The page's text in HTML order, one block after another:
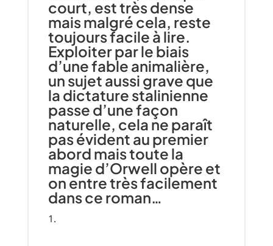
court, est très dense
mais malgré cela, reste
toujours facile à lire.
Exploiter par le biais
d’une fable animalière,
un sujet aussi grave que
la dictature stalinienne
passe d’une façon
naturelle, cela ne paraît
pas évident au premier
abord mais toute la
magie d’Orwell opère et
on entre très facilement
dans ce roman…